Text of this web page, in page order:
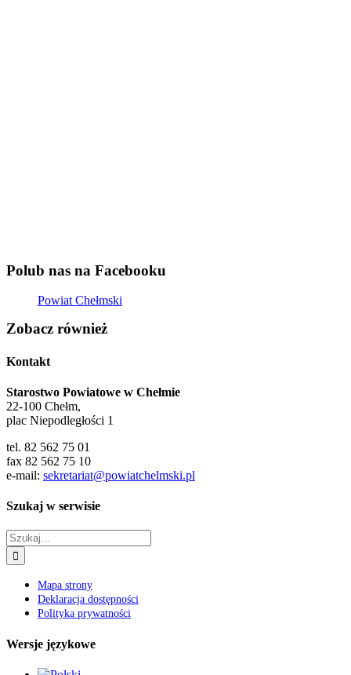
Polub nas na Facebooku
Powiat Chełmski
Zobacz również
Kontakt
Starostwo Powiatowe w Chełmie
22-100 Chełm,
plac Niepodległości 1
tel. 82 562 75 01
fax 82 562 75 10
e-mail: sekretariat@powiatchelmski.pl
Szukaj w serwisie
Szukaj
Mapa strony
Deklaracja dostępności
Polityka prywatności
Wersje językowe